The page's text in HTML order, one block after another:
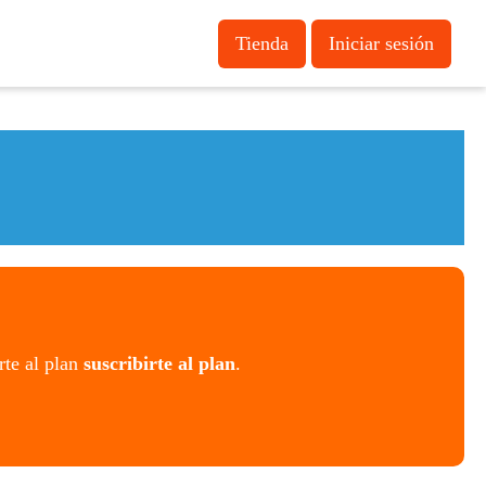
Tienda Iniciar sesión
al plan suscribirte al plan.